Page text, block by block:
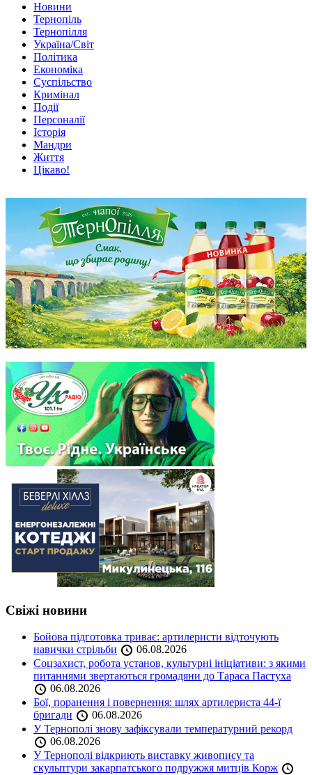
Новини
Тернопіль
Тернопілля
Україна/Світ
Політика
Економіка
Суспільство
Кримінал
Події
Персоналії
Історія
Мандри
Життя
Цікаво!
Свіжі новини
Бойова підготовка триває: артилеристи відточують
навички стрільби
06.08.2026
Соцзахист, робота установ, культурні ініціативи: з якими
питаннями звертаються громадяни до Тараса Пастуха
06.08.2026
Бої, поранення і повернення: шлях артилериста 44-ї
бригади
06.08.2026
У Тернополі знову зафіксували температурний рекорд
06.08.2026
У Тернополі відкриють виставку живопису та
скульптури закарпатського подружжя митців Корж